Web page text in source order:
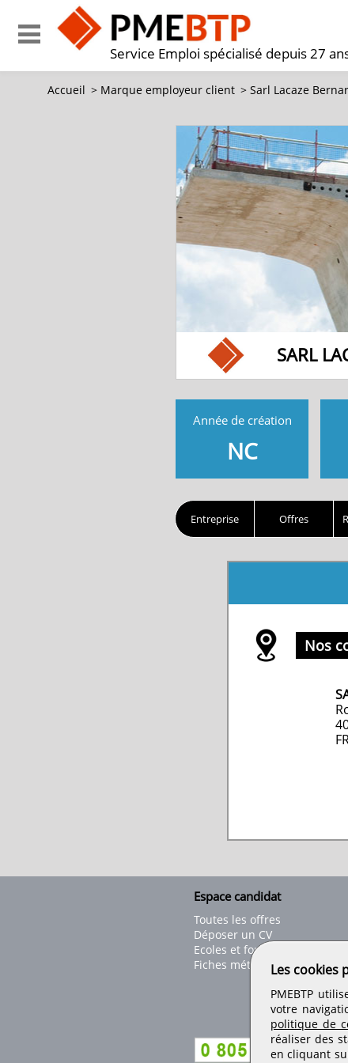
Service Emploi spécialisé depuis 27
Accueil > Marque employeur client > Sarl Lacaze
SARL
Année de création
NC
Entreprise Offres
Nos
Espace candidat
Toutes les offres
Déposer un CV
Ecoles et formations
Fiches métiers Les cookies
PMEBTP
votre
politique de
réaliser des
en cliquant